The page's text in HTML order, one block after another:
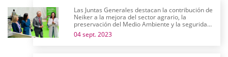
Las Juntas Generales destacan la contribución de
Neiker a la mejora del sector agrario, la
preservación del Medio Ambiente y la seguridad
alimentaria en su 25 aniversario
04 sept. 2023